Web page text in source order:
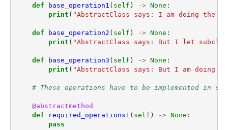
def base_operation1 ( self ) -> None :
print ( "AbstractClass says: I am doing the
def base_operation2 ( self ) -> None :
print ( "AbstractClass says: But I let
def base_operation3 ( self ) -> None :
print ( "AbstractClass says: But I am doing
# These operations have to be implemented in
@abstractmethod
def
required_operations1 ( self ) -> None :
pass